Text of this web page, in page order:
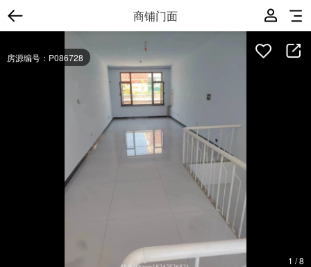
商铺门面
房源编号：P086728
1 /8